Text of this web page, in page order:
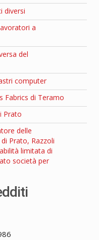
diversi
a
del
computer
Fabrics di Teramo
Prato
delle
Prato, Razzoli
limitata di
società per